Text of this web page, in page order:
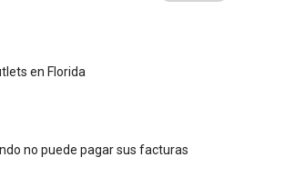
en Florida
no puede pagar sus facturas